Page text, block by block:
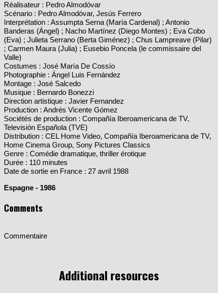
Réalisateur : Pedro Almodóvar
Scénario : Pedro Almodóvar, Jesús Ferrero
Interprétation : Assumpta Serna (María Cardenal) ; Antonio
Banderas (Ángel) ; Nacho Martínez (Diego Montes) ; Eva Cobo
(Eva) ; Julieta Serrano (Berta Giménez) ; Chus Lampreave (Pilar)
; Carmen Maura (Julia) ; Eusebio Poncela (le commissaire del
Valle)
Costumes : José María De Cossío
Photographie : Ángel Luis Fernández
Montage : José Salcedo
Musique : Bernardo Bonezzi
Direction artistique : Javier Fernandez
Production : Andrés Vicente Gómez
Sociétés de production : Compañía Iberoamericana de TV,
Televisión Española (TVE)
Distribution : CEL Home Video, Compañía Iberoamericana de TV,
Home Cinema Group, Sony Pictures Classics
Genre : Comédie dramatique, thriller érotique
Durée : 110 minutes
Date de sortie en France : 27 avril 1988
Espagne - 1986
Comments
Commentaire
Additional resources